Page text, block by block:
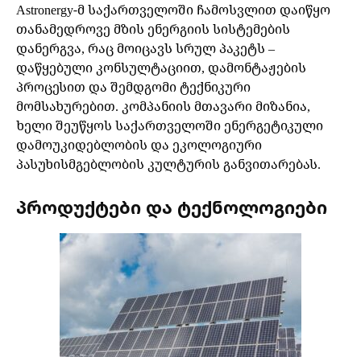
Astronergy-მ საქართველოში ჩამოსვლით დაიწყო
თანამედროვე მზის ენერგიის სისტემების
დანერგვა, რაც მოიცავს სრულ პაკეტს –
დაწყებული კონსულტაციით, დამონტაჟების
პროცესით და შემდგომი ტექნიკური
მომსახურებით. კომპანიის მთავარი მიზანია,
ხელი შეუწყოს საქართველოში ენერგეტიკული
დამოუკიდებლობის და ეკოლოგიური
პასუხისმგებლობის კულტურის განვითარებას.
პროდუქტები და ტექნოლოგიები